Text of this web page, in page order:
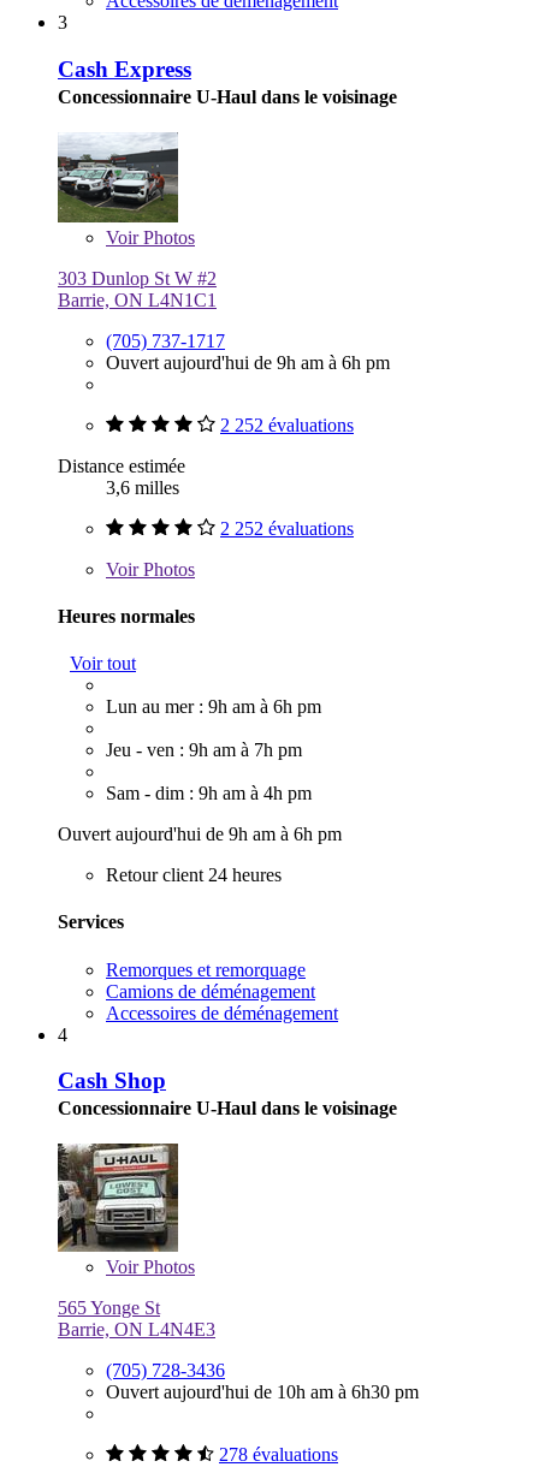
3
Cash Express
Concessionnaire U-Haul dans le voisinage
VoirPhotos
303 Dunlop St W #2
Barrie, ON L4N1C1
(705) 737-1717
Ouvert aujourd'hui de 9h am à 6h pm
2 252 évaluations
Distance estimée
3,6 milles
2 252 évaluations
VoirPhotos
Heures normales
Voir tout
Lun au mer : 9h am à 6h pm
Jeu - ven : 9h am à 7h pm
Sam - dim : 9h am à 4h pm
Ouvert aujourd'hui de 9h am à 6h pm
Retour client 24 heures
Services
Remorques et remorquage
Camions de déménagement
Accessoires de déménagement
4
Cash Shop
Concessionnaire U-Haul dans le voisinage
VoirPhotos
565 Yonge St
Barrie, ON L4N4E3
(705) 728-3436
Ouvert aujourd'hui de 10h am à 6h30 pm
278 évaluations